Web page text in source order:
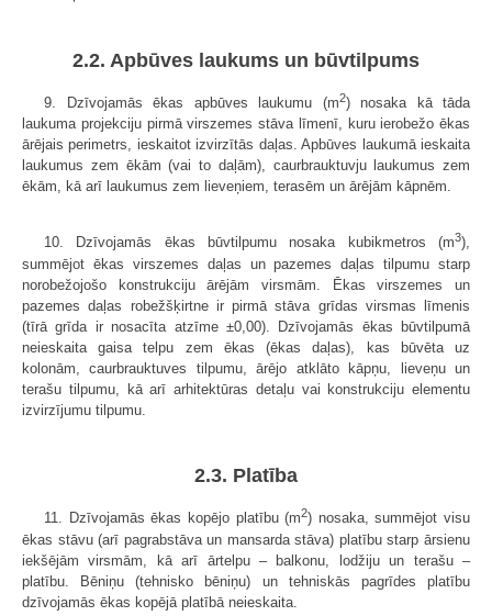
2.2. Apbūves laukums un būvtilpums
9. Dzīvojamās ēkas apbūves laukumu (m2) nosaka kā tāda
laukuma projekciju pirmā virszemes stāva līmenī, kuru ierobežo ēkas
ārējais perimetrs, ieskaitot izvirzītās daļas. Apbūves laukumā ieskaita
laukumus zem ēkām (vai to daļām), caurbrauktuvju laukumus zem
ēkām, kā arī laukumus zem lieveņiem, terasēm un ārējām kāpnēm.
10. Dzīvojamās ēkas būvtilpumu nosaka kubikmetros (m3),
summējot ēkas virszemes daļas un pazemes daļas tilpumu starp
norobežojošo konstrukciju ārējām virsmām. Ēkas virszemes un
pazemes daļas robežšķirtne ir pirmā stāva grīdas virsmas līmenis
(tīrā grīda ir nosacīta atzīme ±0,00). Dzīvojamās ēkas būvtilpumā
neieskaita gaisa telpu zem ēkas (ēkas daļas), kas būvēta uz
kolonām, caurbrauktuves tilpumu, ārējo atklāto kāpņu, lieveņu un
terašu tilpumu, kā arī arhitektūras detaļu vai konstrukciju elementu
izvirzījumu tilpumu.
2.3. Platība
11. Dzīvojamās ēkas kopējo platību (m2) nosaka, summējot visu
ēkas stāvu (arī pagrabstāva un mansarda stāva) platību starp ārsienu
iekšējām virsmām, kā arī ārtelpu – balkonu, lodžiju un terašu –
platību. Bēniņu (tehnisko bēniņu) un tehniskās pagrīdes platību
dzīvojamās ēkas kopējā platībā neieskaita.